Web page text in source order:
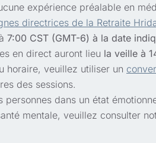
expérience préalable en
directrices de la Retraite
7:00 CST (GMT-6) à la date
en direct auront lieu la veille à
horaire, veuillez utiliser un
des sessions.
dans un état
mentale, veuillez consulter